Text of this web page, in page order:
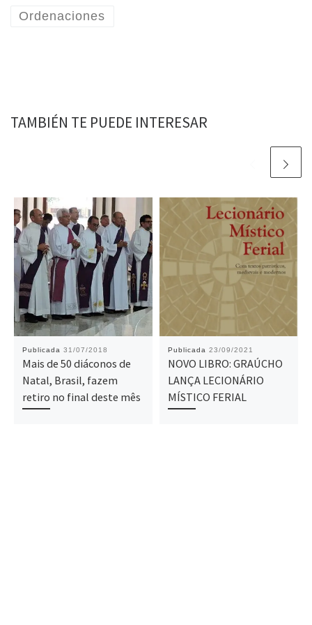
Ordenaciones
TAMBIÉN TE PUEDE INTERESAR
Publicada 31/07/2018
Mais de 50 diáconos de
Natal, Brasil, fazem
retiro no final deste mês
Publicada 23/09/2021
NOVO LIBRO: GRAÚCHO
LANÇA LECIONÁRIO
MÍSTICO FERIAL